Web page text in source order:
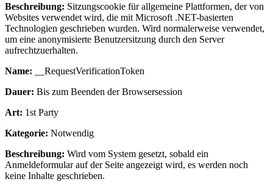
Beschreibung: Sitzungscookie für allgemeine Plattformen, der von
Websites verwendet wird, die mit Microsoft .NET-basierten
Technologien geschrieben wurden. Wird normalerweise verwendet,
um eine anonymisierte Benutzersitzung durch den Server
aufrechtzuerhalten.
Name: __RequestVerificationToken
Dauer: Bis zum Beenden der Browsersession
Art: 1st Party
Kategorie: Notwendig
Beschreibung: Wird vom System gesetzt, sobald ein
Anmeldeformular auf der Seite angezeigt wird, es werden noch
keine Inhalte geschrieben.